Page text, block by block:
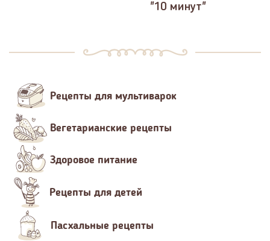
"10 минут"
Рецепты для мультиварок
Вегетарианские рецепты
Здоровое питание
Рецепты для детей
Пасхальные рецепты